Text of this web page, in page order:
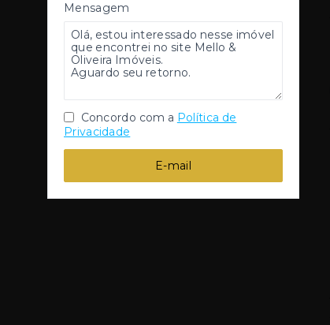
Mensagem
Concordo com a Política de
Privacidade
E-mail